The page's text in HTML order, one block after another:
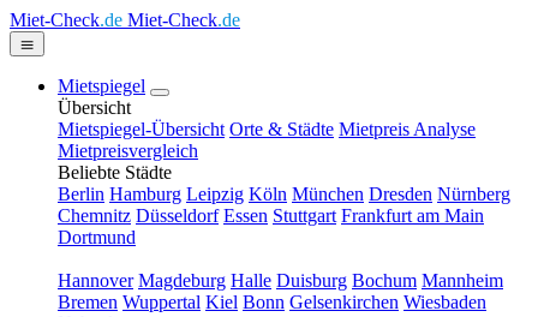
Miet-Check.de Miet-Check.de
Mietspiegel
Übersicht
Mietspiegel-Übersicht Orte & Städte Mietpreis Analyse
Mietpreisvergleich
Beliebte Städte
Berlin Hamburg Leipzig Köln München Dresden Nürnberg
Chemnitz Düsseldorf Essen Stuttgart Frankfurt am Main
Dortmund
Hannover Magdeburg Halle Duisburg Bochum Mannheim
Bremen Wuppertal Kiel Bonn Gelsenkirchen Wiesbaden